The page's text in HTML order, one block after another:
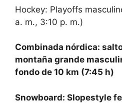
Hockey: Playoffs
a. m., 3:10 p. m.)
Combinada nórdica:
montaña grande
fondo de 10 km (7:45 h)
Snowboard: Slopestyle